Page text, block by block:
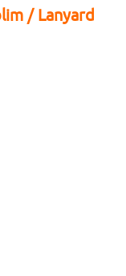
/ Lanyard